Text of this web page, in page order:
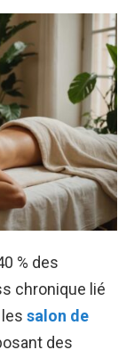
% des
chronique lié
salon de
des